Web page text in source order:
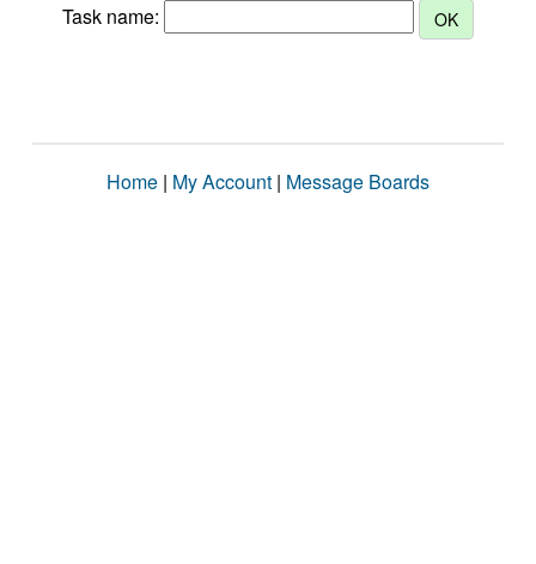
Task name:
Home | My Account | Message Boards